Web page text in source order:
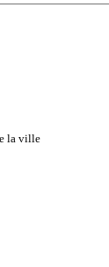
la ville